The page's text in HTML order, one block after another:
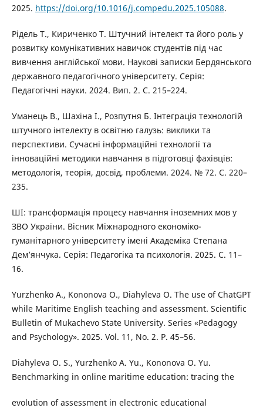
2025. https://doi.org/10.1016/j.compedu.2025.105088.
Рідель Т., Кириченко Т. Штучний інтелект та його роль у
розвитку комунікативних навичок студентів під час
вивчення англійської мови. Наукові записки Бердянського
державного педагогічного університету. Серія:
Педагогічні науки. 2024. Вип. 2. С. 215–224.
Уманець В., Шахіна І., Розпутня Б. Інтеграція технологій
штучного інтелекту в освітню галузь: виклики та
перспективи. Сучасні інформаційні технології та
інноваційні методики навчання в підготовці фахівців:
методологія, теорія, досвід, проблеми. 2024. № 72. С. 220–
235.
ШІ: трансформація процесу навчання іноземних мов у
ЗВО України. Вісник Міжнародного економіко-
гуманітарного університету імені Академіка Степана
Дем’янчука. Серія: Педагогіка та психологія. 2025. С. 11–
16.
Yurzhenko A., Kononova O., Diahyleva O. The use of ChatGPT
while Maritime English teaching and assessment. Scientific
Bulletin of Mukachevo State University. Series «Pedagogy
and Psychology». 2025. Vol. 11, No. 2. P. 45–56.
Diahyleva O. S., Yurzhenko A. Yu., Kononova O. Yu.
Benchmarking in online maritime education: tracing the
evolution of assessment in electronic educational